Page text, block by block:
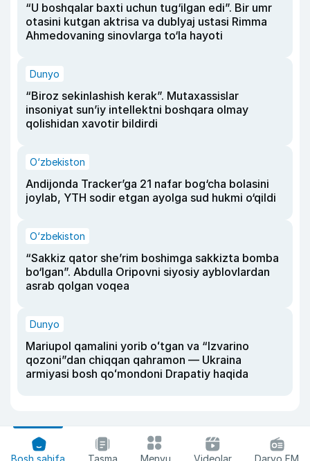
“U boshqalar baxti uchun tug‘ilgan edi”. Bir umr
otasini kutgan aktrisa va dublyaj ustasi Rimma
Ahmedovaning sinovlarga to‘la hayoti
Dunyo
“Biroz sekinlashish kerak”. Mutaxassislar
insoniyat sun’iy intellektni boshqara olmay
qolishidan xavotir bildirdi
O‘zbekiston
Andijonda Tracker’ga 21 nafar bog‘cha bolasini
joylab, YTH sodir etgan ayolga sud hukmi o‘qildi
O‘zbekiston
“Sakkiz qator she’rim boshimga sakkizta bomba
bo‘lgan”. Abdulla Oripovni siyosiy ayblovlardan
asrab qolgan voqea
Dunyo
Mariupol qamalini yorib oʻtgan va “Izvarino
qozoni”dan chiqqan qahramon — Ukraina
armiyasi bosh qoʻmondoni Drapatiy haqida
Bosh sahifa Tasma Menyu Videolar Daryo FM